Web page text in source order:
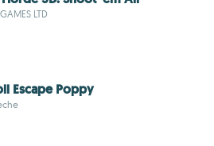
LTD
Escape Poppy